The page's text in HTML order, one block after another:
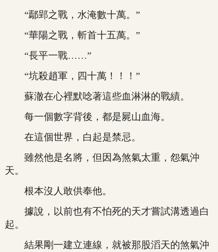
“鄢郢之戰，水淹數十萬。”
“華陽之戰，斬首十五萬。”
“長平一戰……”
“坑殺趙軍，四十萬！！！”
蘇澈在心裡默唸著這些血淋淋的戰績。
每一個數字背後，都是屍山血海。
在這個世界，白起是禁忌。
雖然他是名將，但因為煞氣太重，怨氣沖
天。
根本沒人敢供奉他。
據說，以前也有不怕死的天才嘗試溝透過白
起。
結果剛一建立連線，就被那股滔天的煞氣沖